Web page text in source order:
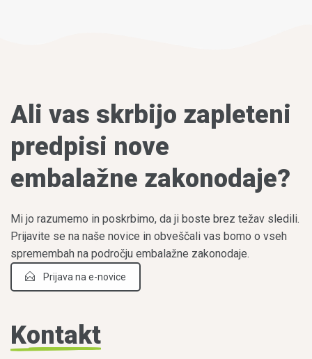
Ali vas skrbijo zapleteni
predpisi nove
embalažne zakonodaje?
Mi jo razumemo in poskrbimo, da ji boste brez težav sledili.
Prijavite se na naše novice in obveščali vas bomo o vseh
spremembah na področju embalažne zakonodaje.
Prijava na e-novice
Kontakt